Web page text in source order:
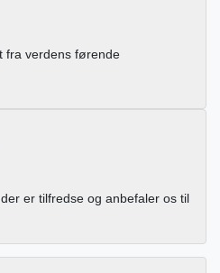
fra verdens førende
er tilfredse og anbefaler os til